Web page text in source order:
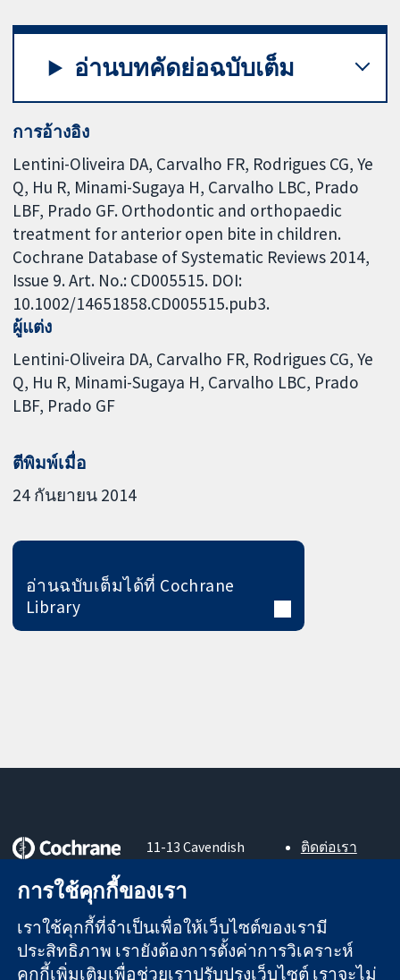
อ่านบทคัดย่อฉบับเต็ม
การอ้างอิง
Lentini-Oliveira DA, Carvalho FR, Rodrigues CG, Ye
Q, Hu R, Minami-Sugaya H, Carvalho LBC, Prado
LBF, Prado GF. Orthodontic and orthopaedic
treatment for anterior open bite in children.
Cochrane Database of Systematic Reviews 2014,
Issue 9. Art. No.: CD005515. DOI:
10.1002/14651858.CD005515.pub3.
ผู้แต่ง
Lentini-Oliveira DA Carvalho FR Rodrigues CG Ye
Q Hu R Minami-Sugaya H Carvalho LBC Prado
LBF Prado GF
ตีพิมพ์เมื่อ
24 กันยายน 2014
อ่านฉบับเต็มได้ที่ Cochrane
Library
หลักฐานที่เชื่อถือ
ได้
สู่การตัดสินใจ
อย่างมีข้อมูล
เพื่อสุขภาพที่ดีขึ้น
11-13 Cavendish
London
United Kingdom
ติดต่อเรา
About us
ตำแหน่งงาน
Cochrane
การใช้คุกกี้ของเรา
เราใช้คุกกี้ที่จำเป็นเพื่อให้เว็บไซต์ของเรามี
ประสิทธิภาพ เรายังต้องการตั้งค่าการวิเคราะห์
คุกกี้เพิ่มเติมเพื่อช่วยเราปรับปรุงเว็บไซต์ เราจะไม่